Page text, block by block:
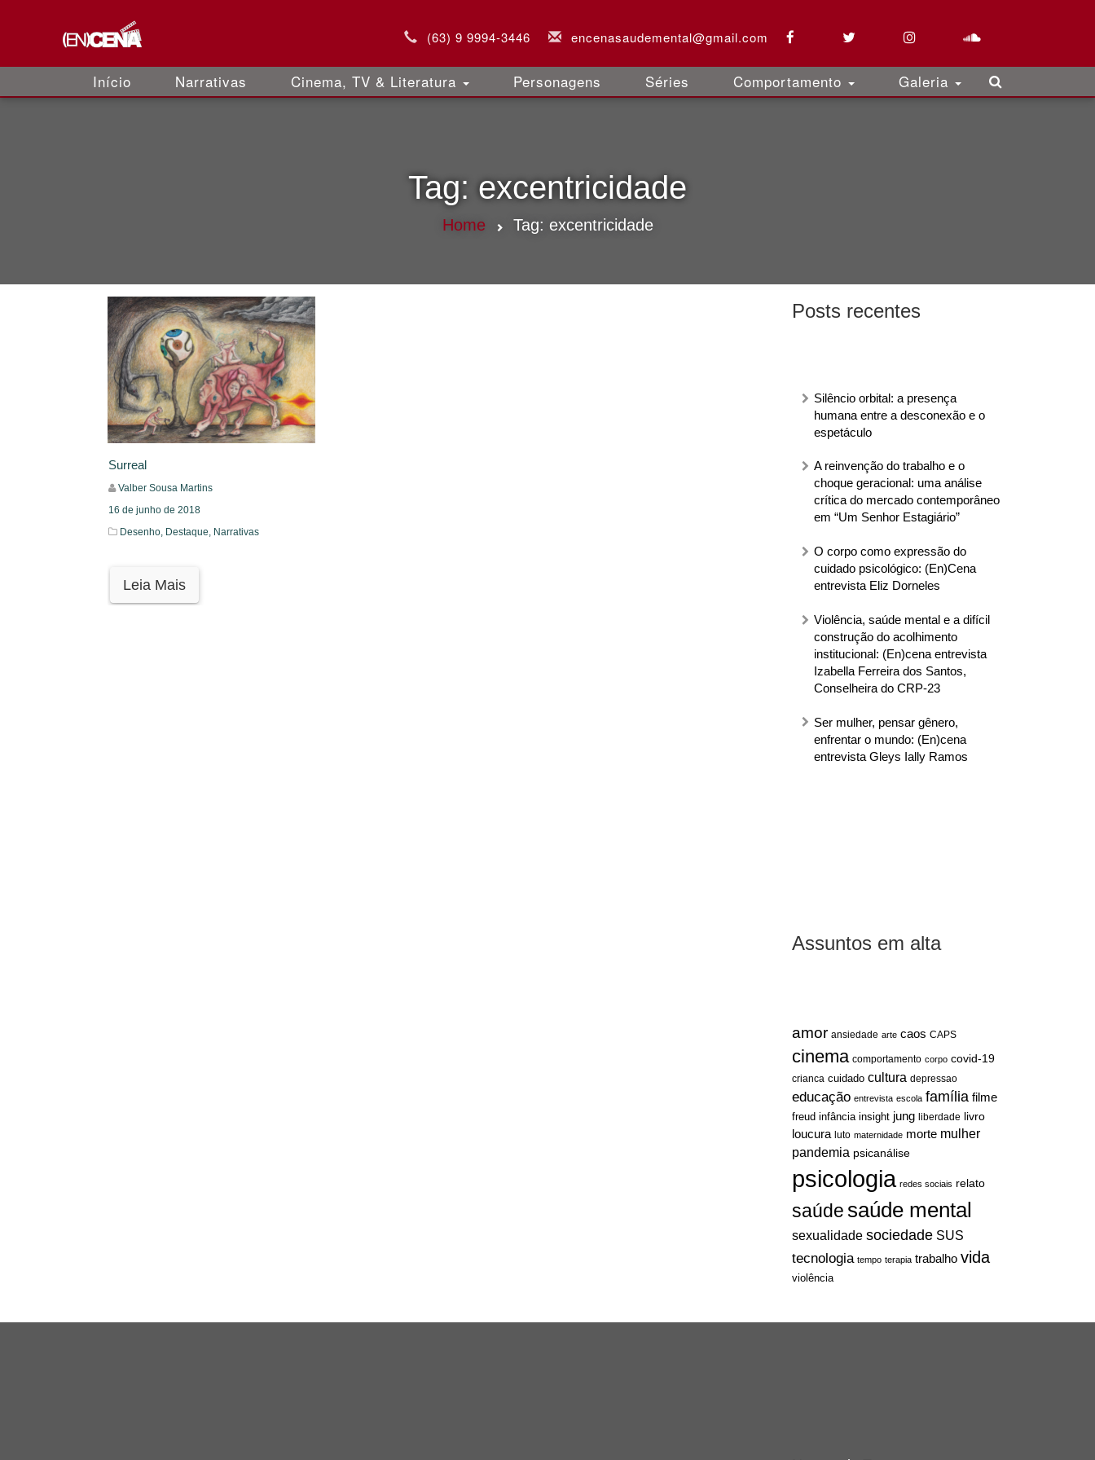
(63) 9 9994-3446 encenasaudemental@gmail.com
Início Narrativas Cinema, TV & Literatura Personagens Séries Comportamento Galeria
Tag: excentricidade
Home Tag: excentricidade
Posts recentes
Silêncio orbital: a presença
humana entre a desconexão e o
espetáculo
A reinvenção do trabalho e o
choque geracional: uma análise
crítica do mercado contemporâneo
em “Um Senhor Estagiário”
O corpo como expressão do
cuidado psicológico: (En)Cena
entrevista Eliz Dorneles
Violência, saúde mental e a difícil
construção do acolhimento
institucional: (En)cena entrevista
Izabella Ferreira dos Santos,
Conselheira do CRP-23
Ser mulher, pensar gênero,
enfrentar o mundo: (En)cena
entrevista Gleys Ially Ramos
Assuntos em alta
amor ansiedade arte caos CAPS
cinema comportamento corpo covid-19
crianca cuidado cultura depressao
educação entrevista escola família filme
freud infância insight jung liberdade livro
loucura luto maternidade morte mulher
pandemia psicanálise
psicologia redes sociais relato
saúdesaúde mental
sexualidade sociedade SUS
tecnologia tempo terapia trabalho vida
violência
Surreal
Valber Sousa Martins
16 de junho de 2018
Desenho, Destaque, Narrativas
Leia Mais